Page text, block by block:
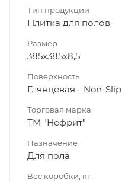
Тип продукции
Плитка для полов
Размер
385х385х8,5
Поверхность
Глянцевая - Non-Slip
Торговая марка
ТМ "Нефрит"
Назначение
Для пола
Вес коробки, кг